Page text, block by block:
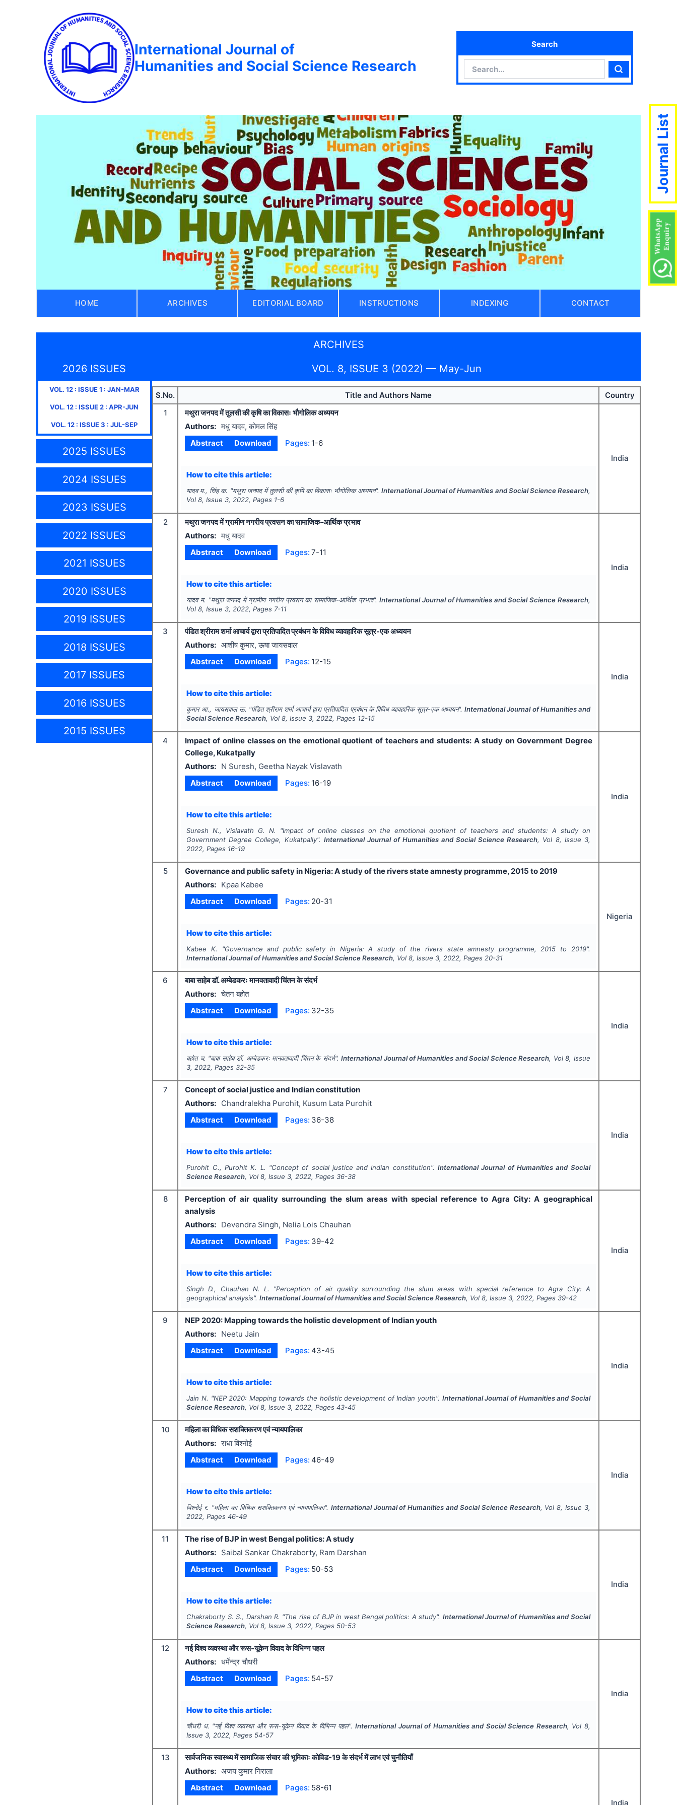
International Journal of
Humanities and Social Science Research
Search
Search
HOME ARCHIVES EDITORIAL BOARD INSTRUCTIONS INDEXING CONTACT
ARCHIVES
2026 ISSUES
VOL. 12: ISSUE1 : JAN-MAR
VOL. 12 : ISSUE2 : APR-JUN
VOL. 12 : ISSUE3 : JUL-SEP
2025 ISSUES
2024 ISSUES
2023 ISSUES
2022 ISSUES
2021 ISSUES
2020 ISSUES
2019 ISSUES
2018 ISSUES
2017 ISSUES
2016 ISSUES
2015 ISSUES
VOL. 8, ISSUE 3 (2022) — May-Jun
S.No. Title and Authors Name
Country
1
मथुरा जनपद में तुलसी की कृषि का विकासः भौगोलिक अध्ययन
Authors: मधु यादव, कोमल सिंह
Abstract
Download Pages: 1-6
How to cite this article:
यादव म., सिंह क. "मथुरा जनपद में तुलसी की कृषि का विकासः भौगोलिक अध्ययन".International Journal of Humanities and Social Science Research,
Vol8, Issue 3,2022, Pages 1-6
India
2
मथुरा जनपद में ग्रामीण नगरीय प्रवसन का सामाजिक-आर्थिक प्रभाव
Authors: मधु यादव
Abstract
Download Pages: 7-11
How to cite this article:
यादव म. "मथुरा जनपद में ग्रामीण नगरीय प्रवसन का सामाजिक-आर्थिक प्रभाव".International Journal of Humanities and Social Science Research,
Vol8, Issue 3,2022, Pages 7-11
India
3
पंडित श्रीराम शर्मा आचार्य द्वारा प्रतिपादित प्रबंधन के विविध व्यावहारिक सूत्र-एक अध्ययन
Authors: आशीष कुमार, ऊषा जायसवाल
Abstract
Download Pages: 12-15
How to cite this article:
कुमार आ., जायसवाल ऊ. "पंडित श्रीराम शर्मा आचार्य द्वारा प्रतिपादित प्रबंधन के विविध व्यावहारिक सूत्र-एक अध्ययन".International Journal of Humanities and
Social Science Research, Vol8, Issue 3,2022, Pages 12-15
India
4
Impact of online classes on the emotional quotient of teachers and students: A study on Government Degree
College, Kukatpally
Authors:
N Suresh, Geetha Nayak Vislavath
Abstract
Download Pages: 16-19
How to cite this article:
Suresh N., Vislavath G. N. "Impact of online classes on the emotional quotient of teachers and students: A study on
Government Degree College, Kukatpally". International Journal of Humanities and Social Science Research, Vol 8, Issue 3,
2022, Pages 16-19
India
5
Governance and public safety in Nigeria: A study of the rivers state amnesty programme, 2015 to 2019
Authors:
Kpaa Kabee
Abstract
Download Pages: 20-31
How to cite this article:
Kabee K. "Governance and public safety in Nigeria: A study of the rivers state amnesty programme, 2015 to 2019".
International Journal of Humanities and Social Science Research, Vol8, Issue 3,2022, Pages 20-31
Nigeria
6
बाबा साहेब डॉ. अम्बेडकरः मानवतावादी चिंतन के संदर्भ
Authors: चेतन बहोत
Abstract
Download Pages: 32-35
How to cite this article:
बहोत च. "बाबा साहेब डॉ. अम्बेडकरः मानवतावादी चिंतन के संदर्भ".International Journal of Humanities and Social Science Research, Vol8, Issue
3,2022, Pages 32-35
India
7
Concept of social justice and Indian constitution
Authors:
Chandralekha Purohit, Kusum Lata Purohit
Abstract
Download Pages: 36-38
How to cite this article:
Purohit C., Purohit K. L. "Concept of social justice and Indian constitution".International Journal of Humanities and Social
Science Research, Vol8, Issue 3,2022, Pages 36-38
India
8
Perception of air quality surrounding the slum areas with special reference to Agra City: A geographical
analysis
Authors:
Devendra Singh, Nelia Lois Chauhan
Abstract
Download Pages: 39-42
How to cite this article:
Singh D., Chauhan N. L. "Perception of air quality surrounding the slum areas with special reference to Agra City: A
geographical analysis".International Journal of Humanities and Social Science Research, Vol8, Issue 3,2022, Pages 39-42
India
9
NEP 2020: Mapping towards the holistic development of Indian youth
Authors:
Neetu Jain
Abstract
Download Pages: 43-45
How to cite this article:
Jain N. "NEP 2020: Mapping towards the holistic development of Indian youth". International Journal of Humanities and Social
Science Research, Vol8, Issue 3,2022, Pages 43-45
India
10
महिला का विधिक सशक्तिकरण एवं न्यायपालिका
Authors: राधा विश्नोई
Abstract
Download Pages: 46-49
How to cite this article:
विश्नोई र. "महिला का विधिक सशक्तिकरण एवं न्यायपालिका". International Journal of Humanities and Social Science Research, Vol8, Issue 3,
2022, Pages 46-49
India
11
The rise of BJP in west Bengal politics: A study
Authors:
Saibal Sankar Chakraborty, Ram Darshan
Abstract
Download Pages: 50-53
How to cite this article:
Chakraborty S. S., Darshan R. "The rise of BJP in west Bengal politics: A study". International Journal of Humanities and Social
Science Research, Vol8, Issue 3,2022, Pages 50-53
India
12
नई विश्व व्यवस्था और रूस-यूकेन विवाद के विभिन्न पहल
Authors: धर्मेन्द्र चौधरी
Abstract
Download Pages: 54-57
How to cite this article:
चौधरी ध. "नई विश्व व्यवस्था और रूस-यूकेन विवाद के विभिन्न पहल".International Journal of Humanities and Social Science Research, Vol 8,
Issue 3,2022, Pages 54-57
India
13
सार्वजनिक स्वास्थ्य में सामाजिक संचार की भूमिकाः कोविड-19 के संदर्भ में लाभ एवं चुनौतियाँ
Authors: अजय कुमार निराला
Abstract
Download Pages: 58-61
India
Journal List